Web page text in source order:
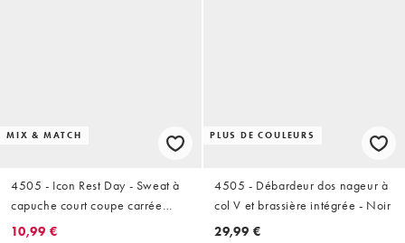
MIX & MATCH
4505 - Icon Rest Day - Sweat à
capuche court coupe carrée
zippé en coton épais 440 g/m2
10,99 €
PLUS DE COULEURS
4505 - Débardeur dos nageur à
col V et brassière intégrée - Noir
29,99 €